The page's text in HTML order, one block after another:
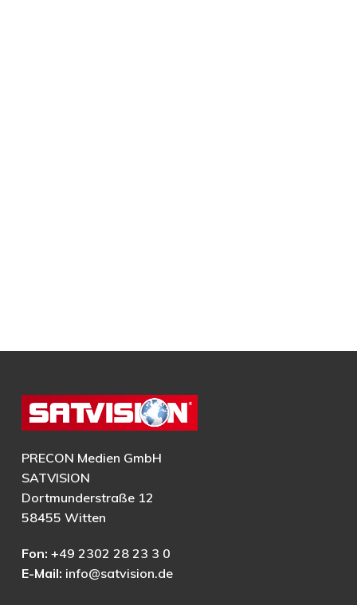
PRECON Medien GmbH
SATVISION
Dortmunderstraße 12
58455 Witten
Fon: +49 2302 28 23 3 0
E-Mail: info@satvision.de